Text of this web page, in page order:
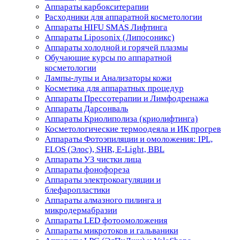
Аппараты карбокситерапии
Расходники для аппаратной косметологии
Аппараты HIFU SMAS Лифтинга
Аппараты Liposonix (Липосоникс)
Аппараты холодной и горячей плазмы
Обучающие курсы по аппаратной
косметологии
Лампы-лупы и Анализаторы кожи
Косметика для аппаратных процедур
Аппараты Прессотерапии и Лимфодренажа
Аппараты Дарсонваль
Аппараты Криолиполиза (криолифтинга)
Косметологические термоодеяла и ИК прогрев
Аппараты Фотоэпиляции и омоложения: IPL,
ELOS (Элос), SHR, E-Light, BBL
Аппараты УЗ чистки лица
Аппараты фонофореза
Аппараты электрокоагуляции и
блефаропластики
Аппараты алмазного пилинга и
микродермабразии
Аппараты LED фотоомоложения
Аппараты микротоков и гальваники